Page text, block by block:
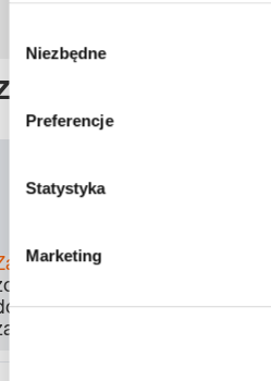
b
y
Niezbędne
Preferencje
Statystyka
Marketing
suwaka, BMW
się, aby
cenę,
i
produkt.